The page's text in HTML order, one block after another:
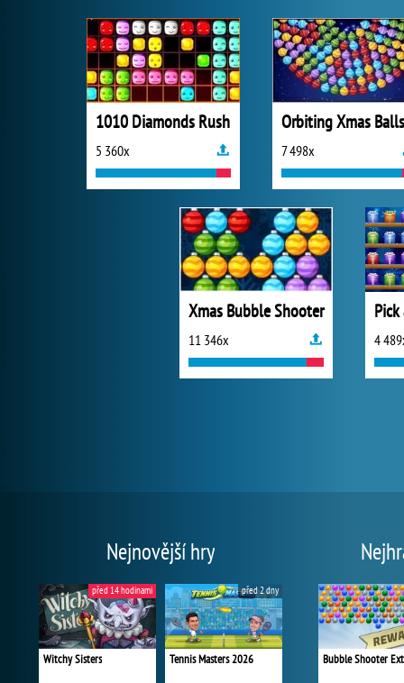
1010 Diamonds Rush
5 360x
Orbiting Xmas Balls
7 498x
Xmas Bubble Shooter
11 346x 4
Nejnovější hry
Witchy Sisters
před 14 hodinami
Tennis Masters 2026
před 2 dny
Bubble Shooter